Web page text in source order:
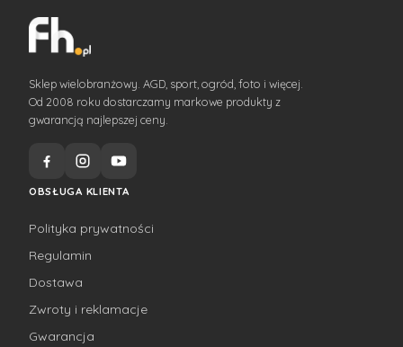
Sklep wielobranżowy. AGD, sport, ogród, foto i więcej.
Od 2008 roku dostarczamy markowe produkty z
gwarancją najlepszej ceny.
OBSŁUGA KLIENTA
Polityka prywatności
Regulamin
Dostawa
Zwroty i reklamacje
Gwarancja